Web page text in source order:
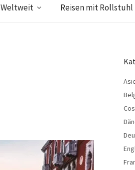
Weltweit Reisen mit Rollstuhl